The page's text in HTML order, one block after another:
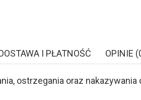
I PŁATNOŚĆ OPINIE
ostrzegania oraz